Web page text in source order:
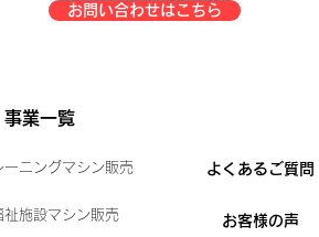
お問い合わせはこちら
事業一覧
ーニングマシン販売 よくあるご質問
祉施設マシン販売 お客様の声